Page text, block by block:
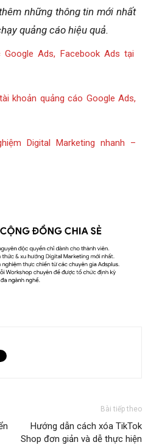
những thông tin mới nhất
quảng cáo hiệu quả.
Ads, Facebook Ads tại
khoản quảng cáo Google Ads,
Digital Marketing nhanh –
Bài tiếp theo
Hướng dẫn cách xóa TikTok
Shop đơn giản và dễ thực hiện